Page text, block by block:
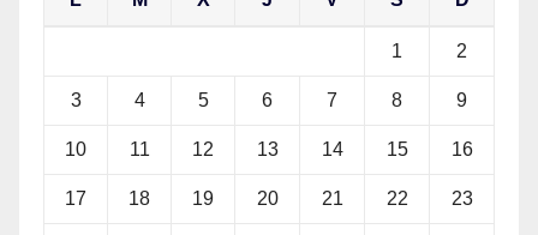
1 2
3 4 5 6 7 8 9
10 11 12 13 14 15 16
17 18 19 20 21 22 23